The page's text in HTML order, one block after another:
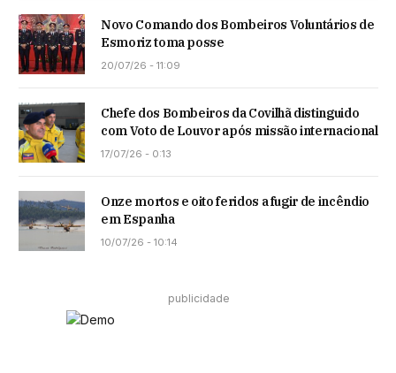
Novo Comando dos Bombeiros Voluntários de
Esmoriz toma posse
20/07/26 - 11:09
Chefe dos Bombeiros da Covilhã distinguido
com Voto de Louvor após missão internacional
17/07/26 - 0:13
Onze mortos e oito feridos a fugir de incêndio
em Espanha
10/07/26 - 10:14
publicidade